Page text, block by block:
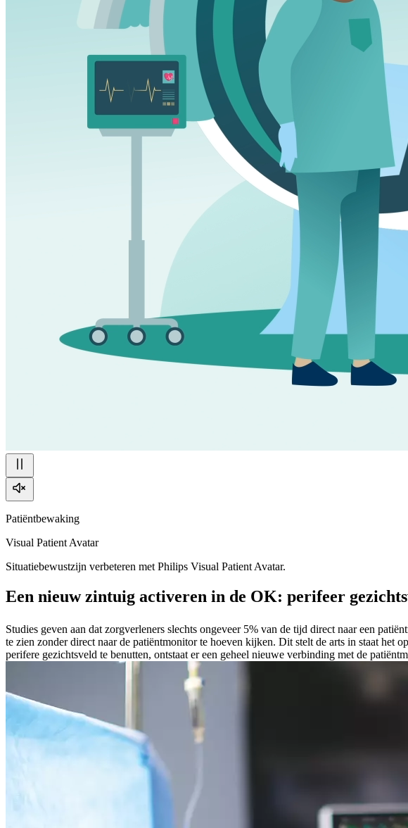
Patiëntbewaking
Visual Patient Avatar
Situatiebewustzijn verbeteren met Philips Visual Patient Avatar.
Een nieuw zintuig activeren in de OK: perifeer
Studies geven aan dat zorgverleners slechts ongeveer 5% van de tijd direct naar een
te zien zonder direct naar de patiëntmonitor te hoeven kijken. Dit stelt de arts in staat
perifere gezichtsveld te benutten, ontstaat er een geheel nieuwe verbinding met de